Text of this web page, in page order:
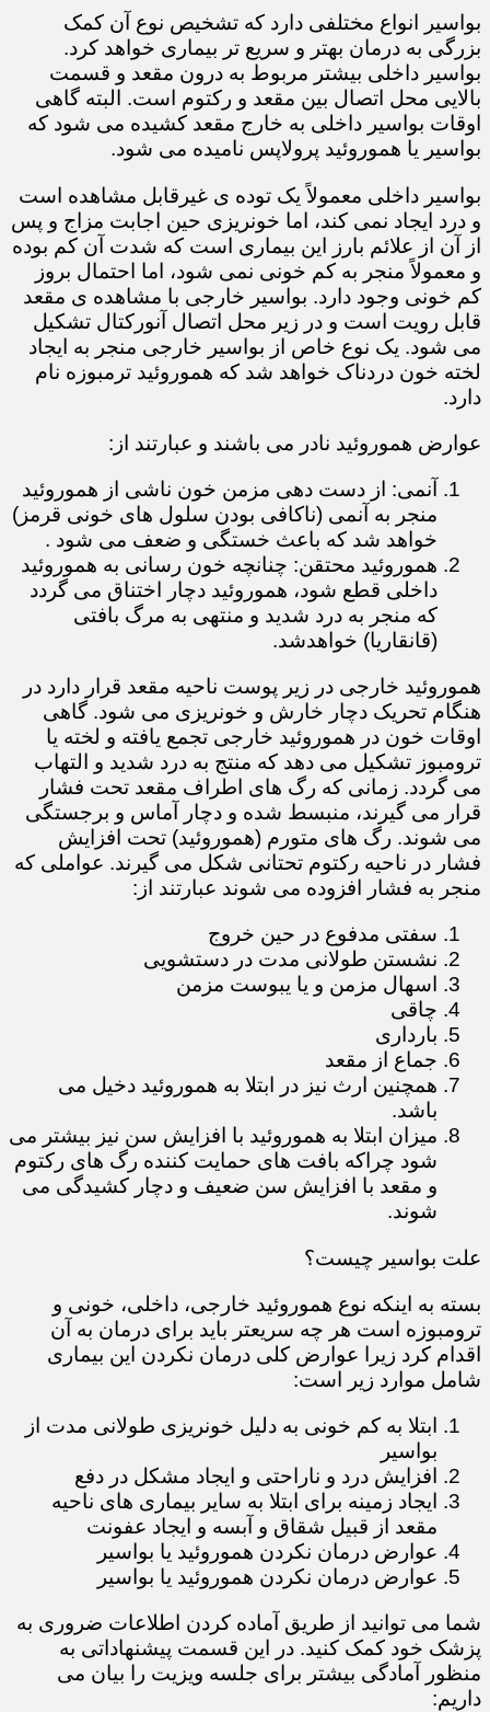
بواسیر انواع مختلفی دارد که تشخیص نوع آن کمک
بزرگی به درمان بهتر و سریع تر بیماری خواهد کرد.
بواسیر داخلی بیشتر مربوط به درون مقعد و قسمت
بالایی محل اتصال بین مقعد و رکتوم است. البته گاهی
اوقات بواسیر داخلی به خارج مقعد کشیده می شود که
بواسیر یا هموروئید پرولاپس نامیده می شود.
بواسیر داخلی معمولاً یک توده ی غیرقابل مشاهده است
و درد ایجاد نمی کند، اما خونریزی حین اجابت مزاج و پس
از آن از علائم بارز این بیماری است که شدت آن کم بوده
و معمولاً منجر به کم خونی نمی شود، اما احتمال بروز
کم خونی وجود دارد. بواسیر خارجی با مشاهده ی مقعد
قابل رویت است و در زیر محل اتصال آنورکتال تشکیل
می شود. یک نوع خاص از بواسیر خارجی منجر به ایجاد
لخته خون دردناک خواهد شد که هموروئید ترمبوزه نام
دارد.
عوارض هموروئید نادر می باشند و عبارتند از:
آنمی: از دست دهی مزمن خون ناشی از هموروئید
منجر به آنمی (ناکافی بودن سلول های خونی قرمز)
خواهد شد که باعث خستگی و ضعف می شود .
هموروئید محتقن: چنانچه خون رسانی به هموروئید
داخلی قطع شود، هموروئید دچار اختناق می گردد
که منجر به درد شدید و منتهی به مرگ بافتی
(قانقاریا) خواهدشد.
هموروئید خارجی در زیر پوست ناحیه مقعد قرار دارد در
هنگام تحریک دچار خارش و خونریزی می شود. گاهی
اوقات خون در هموروئید خارجی تجمع یافته و لخته یا
ترومبوز تشکیل می دهد که منتج به درد شدید و التهاب
می گردد. زمانی که رگ های اطراف مقعد تحت فشار
قرار می گیرند، منبسط شده و دچار آماس و برجستگی
می شوند. رگ های متورم (هموروئید) تحت افزایش
فشار در ناحیه رکتوم تحتانی شکل می گیرند. عواملی که
منجر به فشار افزوده می شوند عبارتند از:
سفتی مدفوع در حین خروج
نشستن طولانی مدت در دستشویی
اسهال مزمن و یا یبوست مزمن
چاقی
بارداری
جماع از مقعد
همچنین ارث نیز در ابتلا به هموروئید دخیل می
باشد.
میزان ابتلا به هموروئید با افزایش سن نیز بیشتر می
شود چراکه بافت های حمایت کننده رگ های رکتوم
و مقعد با افزایش سن ضعیف و دچار کشیدگی می
شوند.
علت بواسیر چیست؟
بسته به اینکه نوع هموروئید خارجی، داخلی، خونی و
ترومبوزه است هر چه سریعتر باید برای درمان به آن
اقدام کرد زیرا عوارض کلی درمان نکردن این بیماری
شامل موارد زیر است:
ابتلا به کم خونی به دلیل خونریزی طولانی مدت از
بواسیر
افزایش درد و ناراحتی و ایجاد مشکل در دفع
ایجاد زمینه برای ابتلا به سایر بیماری های ناحیه
مقعد از قبیل شقاق و آبسه و ایجاد عفونت
عوارض درمان نکردن هموروئید یا بواسیر
عوارض درمان نکردن هموروئید یا بواسیر
​​​​​​​شما می توانید از طریق آماده کردن اطلاعات ضروری به
پزشک خود کمک کنید. در این قسمت پیشنهاداتی به
منظور آمادگی بیشتر برای جلسه ویزیت را بیان می
داریم: